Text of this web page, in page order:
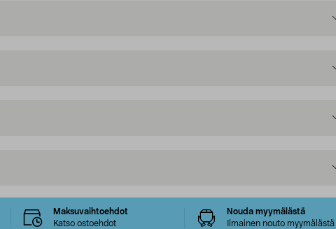
Maksuvaihtoehdot
Katso ostoehdot
Nouda myymälästä
Ilmainen nouto myymälästä